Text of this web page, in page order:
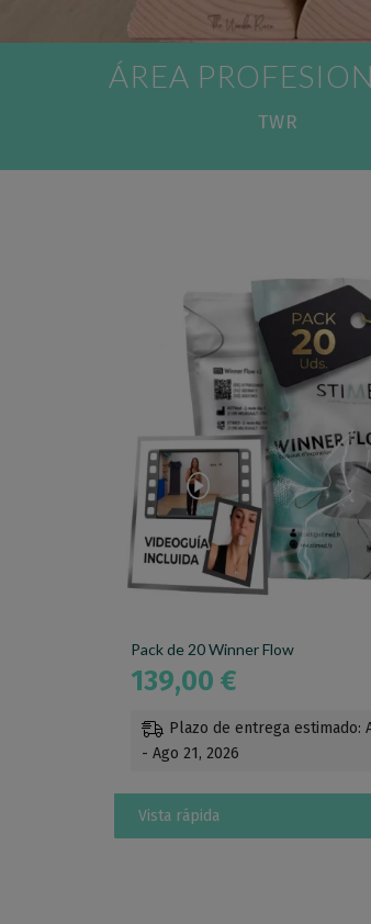
ÁREA
TWR
Pack de 20 Winner Flow
139,00 €
Plazo de entrega estimado:
- Ago 21, 2026
Vista rápida